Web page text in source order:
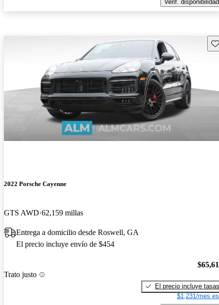
Verif. disponibilidad
2022 Porsche Cayenne
GTS AWD 62,159 millas
Entrega a domicilio desde Roswell, GA
El precio incluye envío de $454
Trato justo
El precio incluye tasas
$1,231/mes